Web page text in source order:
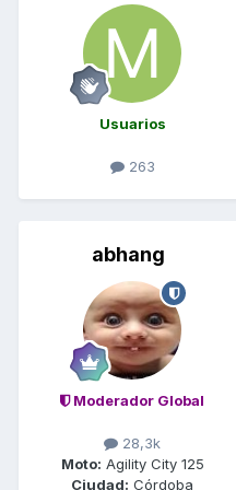
Usuarios
263
abhang
Moderador Global
28,3k
Moto: Agility City 125
Ciudad: Córdoba